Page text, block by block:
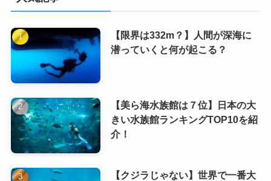
【限界は332m？】人間が深海に
潜っていくと何が起こる？
【美ら海水族館は７位】日本の大
きい水族館ランキングTOP10を紹
介！
【クジラじゃない】世界で一番大